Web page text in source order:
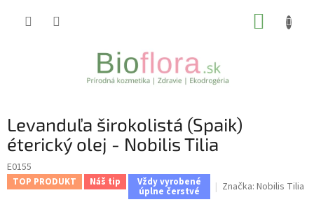
Levanduľa širokolistá (Spaik)
éterický olej - Nobilis Tilia
E0155
TOP PRODUKT Náš tip Vždy vyrobené
úplne čerstvé Značka: Nobilis Tilia